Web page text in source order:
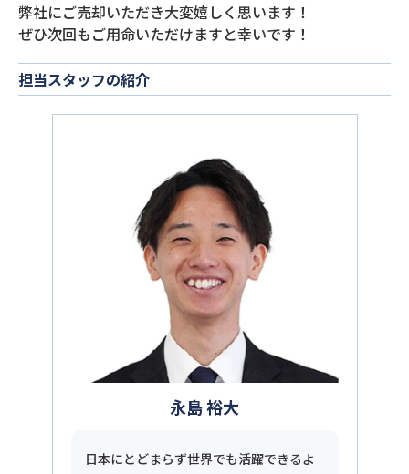
弊社にご売却いただき大変嬉しく思います！
ぜひ次回もご用命いただけますと幸いです！
担当スタッフの紹介
永島 裕大
日本にとどまらず世界でも活躍できるよ